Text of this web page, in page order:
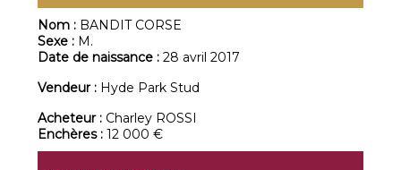
Nom : BANDIT CORSE
Sexe : M.
Date de naissance :28 avril 2017
Vendeur : Hyde Park Stud
Acheteur : Charley ROSSI
Enchères :12 000 €